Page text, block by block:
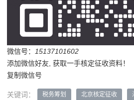
微信号：
15137101602
添加微信好友, 获取一手核定征收资料！
复制微信号
关键词： 税务筹划 北京核定征收